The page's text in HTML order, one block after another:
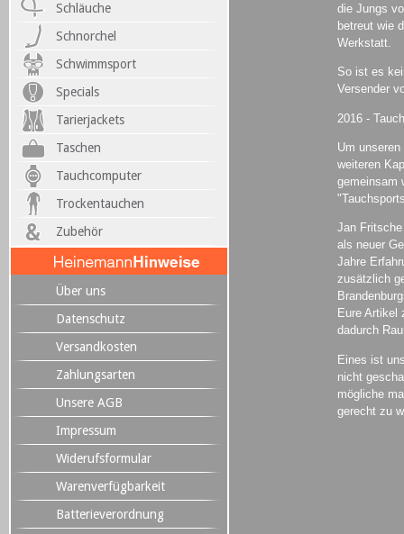
Schläuche
Schnorchel
Schwimmsport
Specials
Tarierjackets
Taschen
Tauchcomputer
Trockentauchen
Zubehör
Über uns
Datenschutz
Versandkosten
Zahlungsarten
Unsere AGB
Impressum
Widerufsformular
Warenverfügbarkeit
Batterieverordnung
die Jungs
betreut wie
Werkstatt.
So ist es
Versender
2016 -
Um
weiteren
gemeinsam
Jan
als neuer
Jahre
zusätzlich
Eure Artikel
dadurch
Eines ist
nicht
mögliche
gerecht zu